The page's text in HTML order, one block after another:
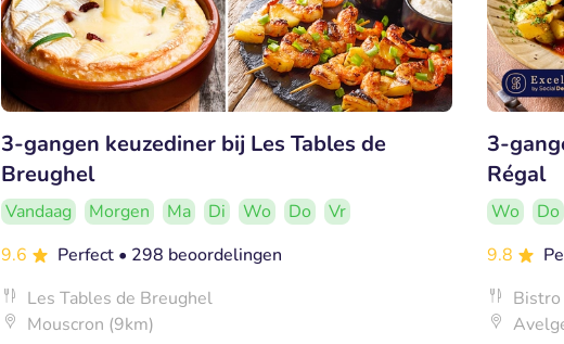
3-gangen keuzediner bij Les Tables de
Breughel
Vandaag Morgen Ma Di Wo Do
Vr
9.6
Perfect • 298 beoordelingen
Les Tables de Breughel
Mouscron (9km)
3-
Régal
Wo Do
9.8